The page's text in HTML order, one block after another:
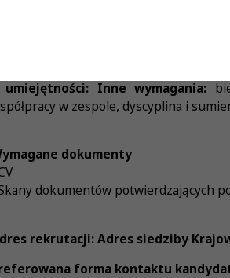
umiejętności: Inne wymagania:
w zespole, dyscyplina i
dokumenty
dokumentów potwierdzających
rekrutacji:Adres siedziby
forma kontaktu